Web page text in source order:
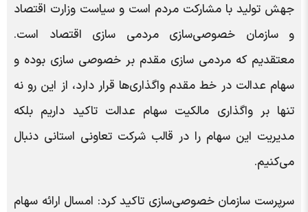
جهش تولید با مشارکت مردم است و سیاست وزارت اقتصاد
و سازمان خصوصی‌سازی مردمی سازی اقتصاد است.
معتقدیم که مردمی سازی مقدم بر خصوصی سازی بوده و
سهام عدالت در خط مقدم واگذاری‌ها قرار دارد، از این رو نه
تنها بر واگذاری مالکیت سهام عدالت تاکید داریم بلکه
مدیریت این سهام را در قالب شرکت تعاونی استانی دنبال
می‌کنیم.
سرپرست سازمان خصوصی‌سازی تاکید کرد: امسال ارائه سهام